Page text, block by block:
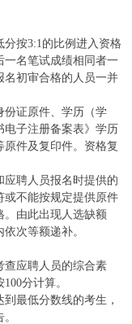
按3:1的比例进入资格
一名笔试成绩相同者一
名初审合格的人员一并
份证原件、学历（学
子注册备案表》学历
件及复印件。资格复
应聘人员报名时提供的
或不能按规定提供原件
。由此出现人选缺额
次等额递补。
查应聘人员的综合素
分计算。
最低分数线的考生，